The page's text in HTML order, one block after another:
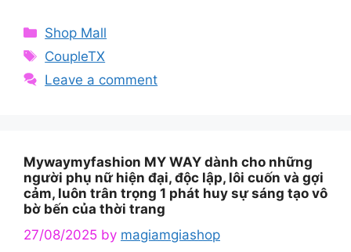
Categories
Shop Mall
Tags
CoupleTX
Leave a comment
Mywaymyfashion MY WAY dành cho những
người phụ nữ hiện đại, độc lập, lôi cuốn và gợi
cảm, luôn trân trọng 1 phát huy sự sáng tạo vô
bờ bến của thời trang
27/08/2025 by magiamgiashop